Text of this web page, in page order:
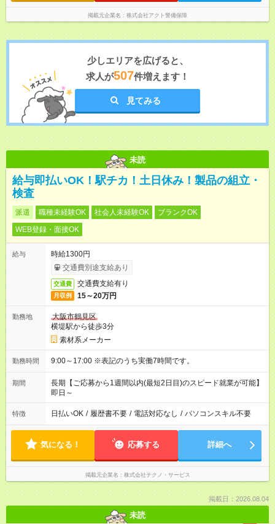
掲載元企業名 株式会社アクト警備保障
少しエリアを広げると、
求人が507件増えます！
見てみる
未読
給与即払いOK！駅チカ！土日休み！製品の組立・
検査
派遣 職種未経験OK 社会人未経験OK
ブランクOK
WEB登録・面接OK
給与
時給1300円
交通費別途支給あり
交通費 交通費支給有り
月収例 15～20万円
勤務地
大阪市鶴見区
横堤駅から徒歩3分
素材系メーカー
勤務時間 9:00～17:00 ※表記のうち実働7時間です。
期間
長期【ご応募から1週間以内(最短2日目)のスピード就業が可能】
即日～
特徴 日払いOK / 履歴書不要 / 電話対応なし / パソコンスキル不要
気になる！ 応募する 詳細へ
掲載元企業名 株式会社テクノ・サービス
掲載日：2026.08.04
未読